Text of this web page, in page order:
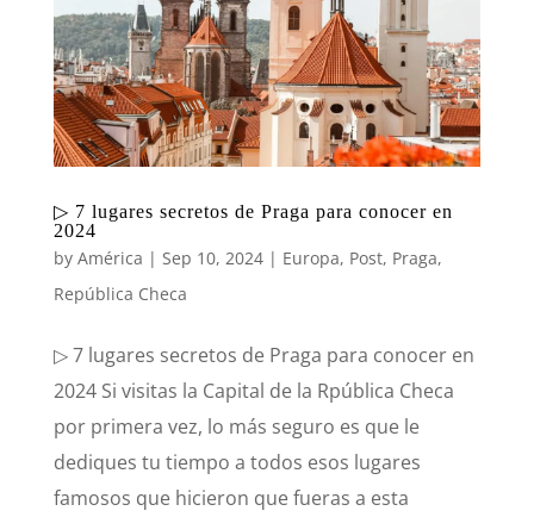
▷ 7 lugares secretos de Praga para conocer en
2024
by América | Sep 10, 2024| Europa, Post, Praga,
República Checa
▷ 7 lugares secretos de Praga para conocer en
2024 Si visitas la Capital de la Rpública Checa
por primera vez, lo más seguro es que le
dediques tu tiempo a todos esos lugares
famosos que hicieron que fueras a esta